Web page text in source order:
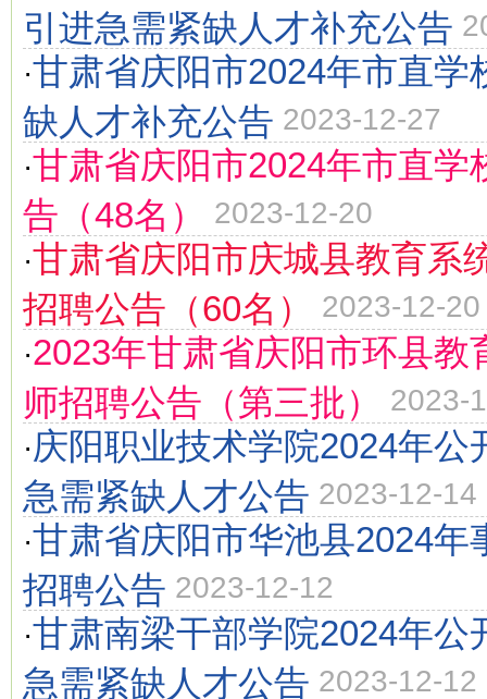
引进急需紧缺人才补充公告
·甘肃省庆阳市2024年市直学
缺人才补充公告 2023-12-27
·甘肃省庆阳市2024年市直学
告（48名）
2023-12-20
·甘肃省庆阳市庆城县教育系
招聘公告（60名）
2023-12-20
·2023年甘肃省庆阳市环县教
师招聘公告（第三批）
2023-
·庆阳职业技术学院2024年公
急需紧缺人才公告 2023-12-14
·甘肃省庆阳市华池县2024年
招聘公告 2023-12-12
·甘肃南梁干部学院2024年公
急需紧缺人才公告 2023-12-12